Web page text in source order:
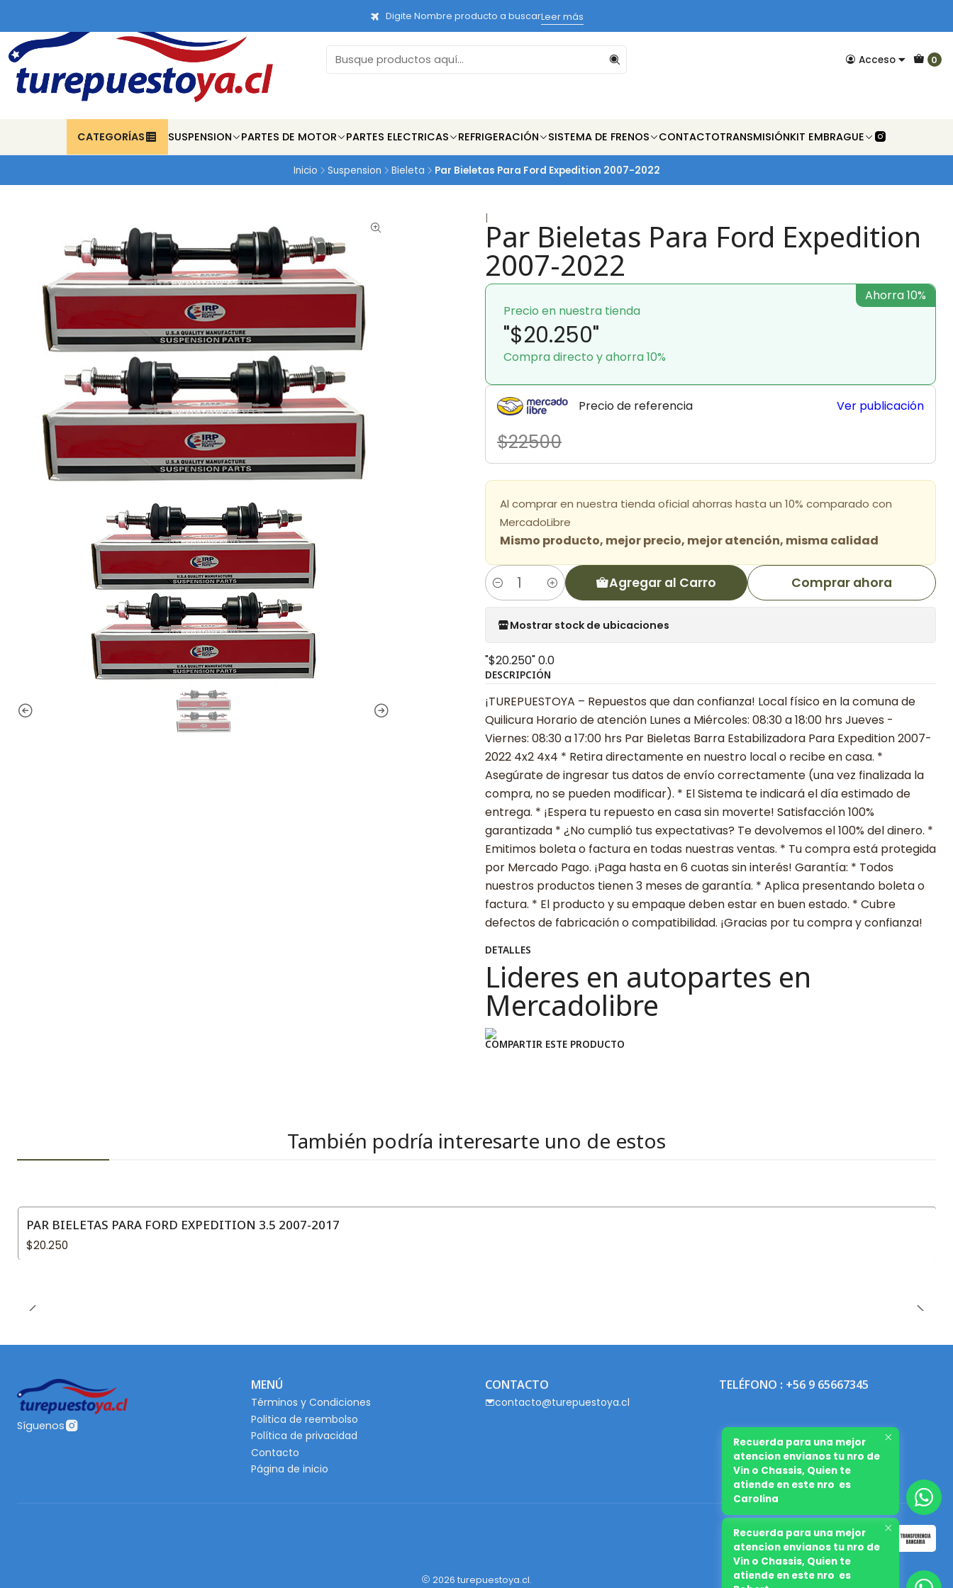
Acceso 0
CATEGORÍAS SUSPENSION PARTES DE MOTOR PARTES ELECTRICAS REFRIGERACIÓN SISTEMA DE FRENOS CONTACTOTRANSMISIÓNKIT EMBRAGUE
Digite Nombre producto a buscarLeer más
Inicio Suspension Bieleta Par Bieletas Para Ford Expedition 2007-2022
|Par Bieletas Para Ford Expedition
2007-2022
Precio en nuestra tienda
"$20.250"
Compra directo y ahorra 10%
Ahorra 10%
Precio de referencia
$22500
Ver publicación
Al comprar en nuestra tienda oficial ahorras hasta un 10% comparado con
MercadoLibre
Mismo producto, mejor precio, mejor atención, misma calidad
Cantidad Agregar al Carro Comprar ahora
Mostrar stock de ubicaciones
"$20.250"0.0
DESCRIPCIÓN
¡TUREPUESTOYA – Repuestos que dan confianza! Local físico en la comuna de
Quilicura Horario de atención Lunes a Miércoles: 08:30 a 18:00 hrs Jueves -
Viernes: 08:30 a 17:00 hrs Par Bieletas Barra Estabilizadora Para Expedition 2007-
2022 4x2 4x4 * Retira directamente en nuestro local o recibe en casa. *
Asegúrate de ingresar tus datos de envío correctamente (una vez finalizada la
compra, no se pueden modificar). * El Sistema te indicará el día estimado de
entrega. * ¡Espera tu repuesto en casa sin moverte! Satisfacción 100%
garantizada * ¿No cumplió tus expectativas? Te devolvemos el 100% del dinero. *
Emitimos boleta o factura en todas nuestras ventas. * Tu compra está protegida
por Mercado Pago. ¡Paga hasta en 6 cuotas sin interés! Garantía: * Todos
nuestros productos tienen 3 meses de garantía. * Aplica presentando boleta o
factura. * El producto y su empaque deben estar en buen estado. * Cubre
defectos de fabricación o compatibilidad. ¡Gracias por tu compra y confianza!
DETALLES
Lideres en autopartes en
Mercadolibre
COMPARTIR ESTE PRODUCTO
También podría interesarte uno de estos
PAR BIELETAS PARA FORD EXPEDITION 3.5 2007-2017
$20.250
Síguenos
MENÚ
Términos y Condiciones
Politica de reembolso
Política de privacidad
Contacto
Página de inicio
CONTACTO
contacto@turepuestoya.cl
TELÉFONO : +56 9 65667345
2026 turepuestoya.cl.
Recuerda para una mejor
atencion envianos tu nro de
Vin o Chassis, Quien te
atiende en este nro es
Recuerda para una mejor
atencion envianos tu nro de
Vin o Chassis, Quien te
atiende en este nro es
Carolina